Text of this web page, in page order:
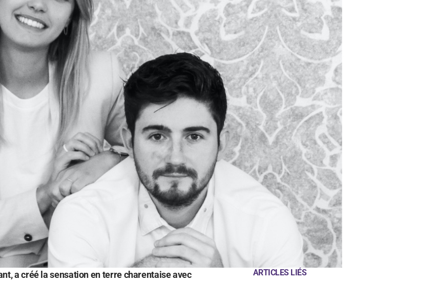
a créé la sensation en terre charentaise avec
ARTICLES LIÉS